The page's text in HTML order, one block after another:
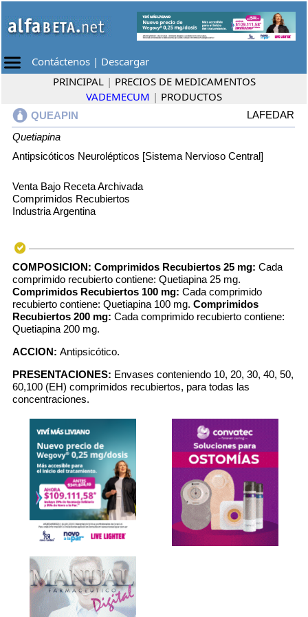
Contáctenos | Descargar
PRINCIPAL | PRECIOS DE MEDICAMENTOS
VADEMECUM | PRODUCTOS
QUEAPIN
LAFEDAR
Quetiapina
Antipsicóticos Neurolépticos [Sistema Nervioso Central]
Venta Bajo Receta Archivada
Comprimidos Recubiertos
Industria Argentina
COMPOSICION: Comprimidos Recubiertos 25 mg: Cada
comprimido recubierto contiene: Quetiapina 25 mg.
Comprimidos Recubiertos 100 mg: Cada comprimido
recubierto contiene: Quetiapina 100 mg. Comprimidos
Recubiertos 200 mg: Cada comprimido recubierto contiene:
Quetiapina 200 mg.
ACCION: Antipsicótico.
PRESENTACIONES: Envases conteniendo 10, 20, 30, 40, 50,
60,100 (EH) comprimidos recubiertos, para todas las
concentraciones.